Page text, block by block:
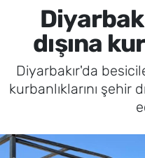
dışına
Diyarbakır'da
kurbanlıklarını şehir